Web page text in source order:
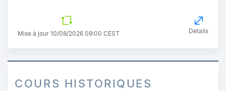
Mise à jour 10/08/2026 09:00 CEST Details
COURS HISTORIQUES